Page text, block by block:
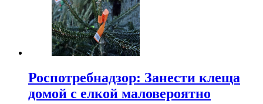
Роспотребнадзор: Занести клеща
домой с елкой маловероятно